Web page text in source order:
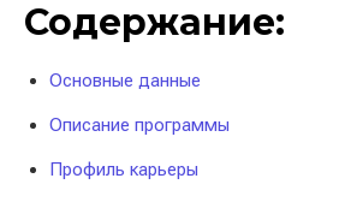
Содержание:
Основные данные
Описание программы
Профиль карьеры